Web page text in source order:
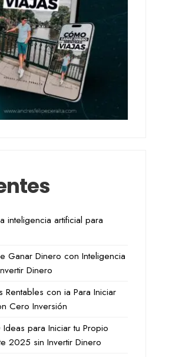
inteligencia artificial para
Ganar Dinero con Inteligencia
Dinero
Rentables con ia Para Iniciar
Cero Inversión
para Iniciar tu Propio
2025 sin Invertir Dinero